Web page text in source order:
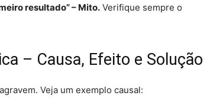
resultado” – Mito. Verifique sempre o
– Causa, Efeito e Solução
Veja um exemplo causal: